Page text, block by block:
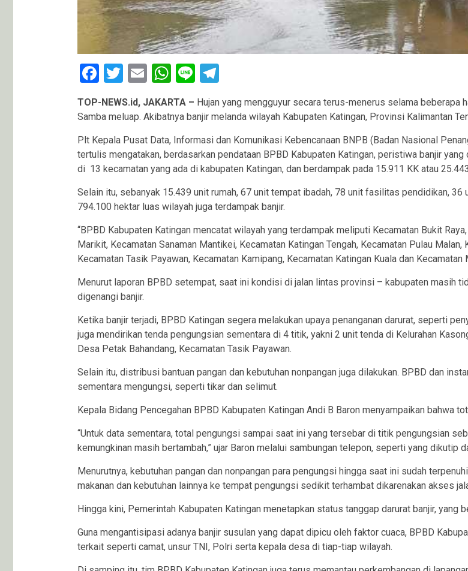
Facebook
Twitter
EmailWhatsApp
LineTelegram
TOP-NEWS.id, JAKARTA – Hujan yang mengguyur secara terus-menerus selama beberapa
Samba meluap. Akibatnya banjir melanda wilayah Kabupaten Katingan, Provinsi Kalimantan
Plt Kepala Pusat Data, Informasi dan Komunikasi Kebencanaan BNPB (Badan Nasional
tertulis mengatakan, berdasarkan pendataan BPBD Kabupaten Katingan, peristiwa banjir
di 13 kecamatan yang ada di kabupaten Katingan, dan berdampak pada 15.911 KK atau
Selain itu, sebanyak 15.439 unit rumah, 67 unit tempat ibadah, 78 unit fasilitas pendidikan,
794.100 hektar luas wilayah juga terdampak banjir.
“BPBD Kabupaten Katingan mencatat wilayah yang terdampak meliputi Kecamatan Bukit
Marikit, Kecamatan Sanaman Mantikei, Kecamatan Katingan Tengah, Kecamatan Pulau
Kecamatan Tasik Payawan, Kecamatan Kamipang, Kecamatan Katingan Kuala dan Kecamatan
Menurut laporan BPBD setempat, saat ini kondisi di jalan lintas provinsi – kabupaten masih
digenangi banjir.
Ketika banjir terjadi, BPBD Katingan segera melakukan upaya penanganan darurat, seperti
juga mendirikan tenda pengungsian sementara di 4 titik, yakni 2 unit tenda di Kelurahan
Desa Petak Bahandang, Kecamatan Tasik Payawan.
Selain itu, distribusi bantuan pangan dan kebutuhan nonpangan juga dilakukan. BPBD dan
sementara mengungsi, seperti tikar dan selimut.
Kepala Bidang Pencegahan BPBD Kabupaten Katingan Andi B Baron menyampaikan bahwa
“Untuk data sementara, total pengungsi sampai saat ini yang tersebar di titik pengungsian
kemungkinan masih bertambah,” ujar Baron melalui sambungan telepon, seperti yang dikutip
Menurutnya, kebutuhan pangan dan nonpangan para pengungsi hingga saat ini sudah
makanan dan kebutuhan lainnya ke tempat pengungsi sedikit terhambat dikarenakan akses
Hingga kini, Pemerintah Kabupaten Katingan menetapkan status tanggap darurat banjir,
Guna mengantisipasi adanya banjir susulan yang dapat dipicu oleh faktor cuaca, BPBD
terkait seperti camat, unsur TNI, Polri serta kepala desa di tiap-tiap wilayah.